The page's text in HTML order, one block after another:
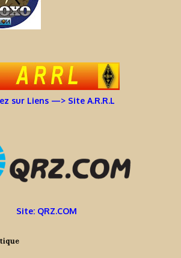
sur Liens —> Site A.R.R.L
Site: QRZ.COM